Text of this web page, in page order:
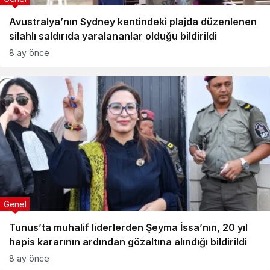
Avustralya’nın Sydney kentindeki plajda düzenlenen
silahlı saldırıda yaralananlar olduğu bildirildi
8 ay önce
Tunus’ta muhalif liderlerden Şeyma İssa’nın, 20 yıl
hapis kararının ardından gözaltına alındığı bildirildi
Genel
8 ay önce